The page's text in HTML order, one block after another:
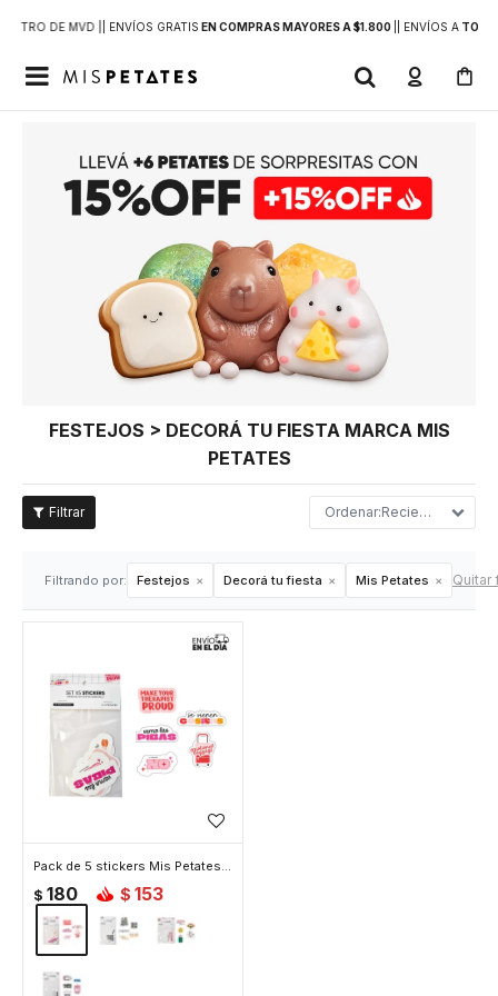
DE MVD | | ENVÍOS GRATIS EN COMPRAS MAYORES A $1.800 | ENVÍOS ATODO

FESTEJOS > DECORÁ TU FIESTA MARCA MIS
PETATES
Recientes
Filtrando por: Festejos Decorá tu fiesta Mis Petates Quitar
Pack de 5 stickers Mis Petates - Dichos
$ 180 $ 153